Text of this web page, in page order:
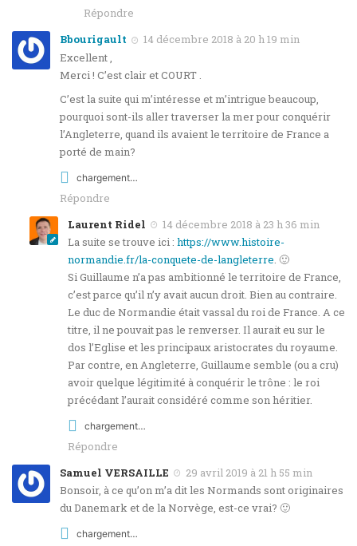
Répondre
Bbourigault
14 décembre 2018 à 20 h 19 min
Excellent ,
Merci ! C’est clair et COURT .
C’est la suite qui m’intéresse et m’intrigue beaucoup,
pourquoi sont-ils aller traverser la mer pour conquérir
l’Angleterre, quand ils avaient le territoire de France a
porté de main?
chargement…
Répondre
Laurent Ridel
14 décembre 2018 à 23 h 36 min
La suite se trouve ici : https://www.histoire-
normandie.fr/la-conquete-de-langleterre. 🙂
Si Guillaume n’a pas ambitionné le territoire de France,
c’est parce qu’il n’y avait aucun droit. Bien au contraire.
Le duc de Normandie était vassal du roi de France. A ce
titre, il ne pouvait pas le renverser. Il aurait eu sur le
dos l’Eglise et les principaux aristocrates du royaume.
Par contre, en Angleterre, Guillaume semble (ou a cru)
avoir quelque légitimité à conquérir le trône : le roi
précédant l’aurait considéré comme son héritier.
chargement…
Répondre
Samuel VERSAILLE
29 avril 2019 à 21 h 55 min
Bonsoir, à ce qu’on m’a dit les Normands sont originaires
du Danemark et de la Norvège, est-ce vrai? 🙂
chargement…